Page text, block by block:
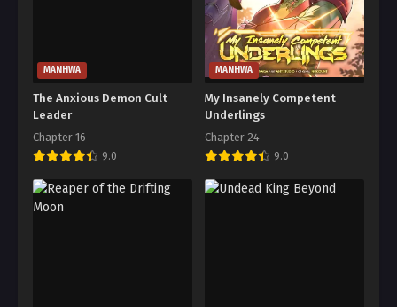
MANHWA
The Anxious Demon Cult
Leader
Chapter 16
9.0
MANHWA
My Insanely Competent
Underlings
Chapter 24
9.0